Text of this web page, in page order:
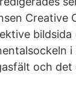
Creative
bildsida
och